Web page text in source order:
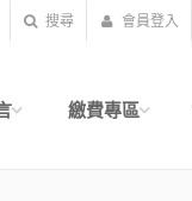
搜尋 會員登入
繳費專區